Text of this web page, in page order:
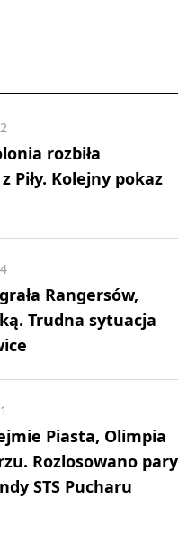
rozbiła
Piły. Kolejny pokaz
Rangersów,
Trudna sytuacja
Piasta, Olimpia
Rozlosowano pary
STS Pucharu